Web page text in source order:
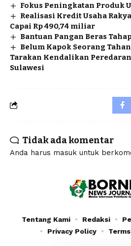
Fokus Peningkatan Produk
Realisasi Kredit Usaha
Capai Rp 490,74 miliar
Bantuan Pangan Beras
Belum Kapok Seorang
Tarakan Kendalikan
Sulawesi
Tidak ada komentar
Anda harus masuk untuk
Tentang Kami Redaksi
Privacy Policy